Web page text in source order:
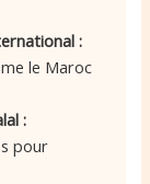
:
le Maroc
:
pour